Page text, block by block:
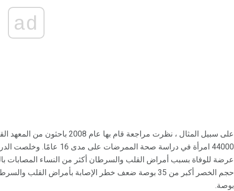
ad
على سبيل المثال ، نظرت مراجعة
44000 امرأة في دراسة صحة الممرضات على مدى 16 عامًا. وخلصت الدراسة إلى أن النساء اللاتي يعانين من
عرضة للوفاة بسبب أمراض القلب والسرطان أكثر من النساء المصابات
بوصة.